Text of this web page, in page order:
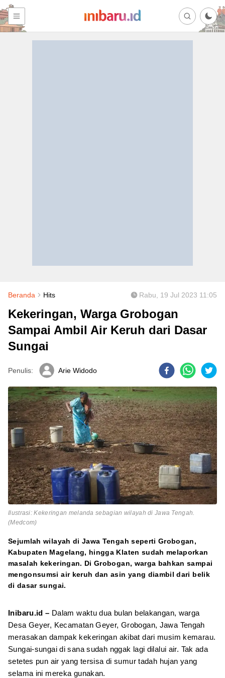
Beranda Hits Rabu, 19 Jul 2023 11:05
Kekeringan, Warga Grobogan
Sampai Ambil Air Keruh dari Dasar
Sungai
Penulis: Arie Widodo
Ilustrasi: Kekeringan melanda sebagian wilayah di Jawa Tengah.
(Medcom)
Sejumlah wilayah di Jawa Tengah seperti Grobogan,
Kabupaten Magelang, hingga Klaten sudah melaporkan
masalah kekeringan. Di Grobogan, warga bahkan sampai
mengonsumsi air keruh dan asin yang diambil dari belik
di dasar sungai.
Inibaru.id – Dalam waktu dua bulan belakangan, warga
Desa Geyer, Kecamatan Geyer, Grobogan, Jawa Tengah
merasakan dampak kekeringan akibat dari musim kemarau.
Sungai-sungai di sana sudah nggak lagi dilalui air. Tak ada
setetes pun air yang tersisa di sumur tadah hujan yang
selama ini mereka gunakan.